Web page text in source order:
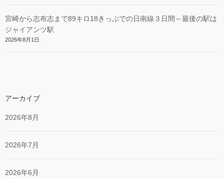
宮崎から志布志まで89キロ18きっぷでの日南線３日間～最後の駅は
ジャイアンツ駅
2026年8月1日
アーカイブ
2026年8月
2026年7月
2026年6月